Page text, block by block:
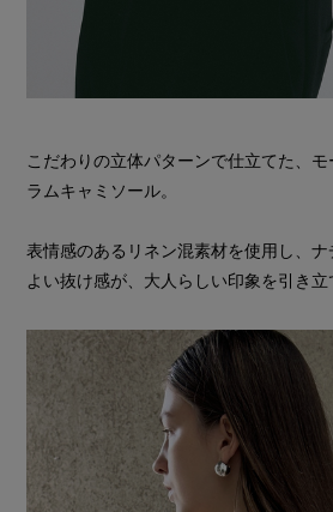
こだわりの立体パターンで仕立てた、
ラムキャミソール。
表情感のあるリネン混素材を使用し、
よい抜け感が、大人らしい印象を引き立